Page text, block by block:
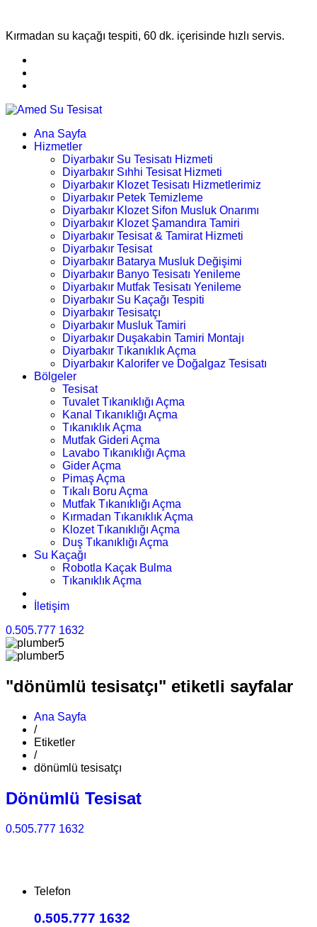
Kırmadan su kaçağı tespiti, 60 dk. içerisinde hızlı servis.
Ana Sayfa
Hizmetler
Diyarbakır Su Tesisatı Hizmeti
Diyarbakır Sıhhi Tesisat Hizmeti
Diyarbakır Klozet Tesisatı Hizmetlerimiz
Diyarbakır Petek Temizleme
Diyarbakır Klozet Sifon Musluk Onarımı
Diyarbakır Klozet Şamandıra Tamiri
Diyarbakır Tesisat & Tamirat Hizmeti
Diyarbakır Tesisat
Diyarbakır Batarya Musluk Değişimi
Diyarbakır Banyo Tesisatı Yenileme
Diyarbakır Mutfak Tesisatı Yenileme
Diyarbakır Su Kaçağı Tespiti
Diyarbakır Tesisatçı
Diyarbakır Musluk Tamiri
Diyarbakır Duşakabin Tamiri Montajı
Diyarbakır Tıkanıklık Açma
Diyarbakır Kalorifer ve Doğalgaz Tesisatı
Bölgeler
Tesisat
Tuvalet Tıkanıklığı Açma
Kanal Tıkanıklığı Açma
Tıkanıklık Açma
Mutfak Gideri Açma
Lavabo Tıkanıklığı Açma
Gider Açma
Pimaş Açma
Tıkalı Boru Açma
Mutfak Tıkanıklığı Açma
Kırmadan Tıkanıklık Açma
Klozet Tıkanıklığı Açma
Duş Tıkanıklığı Açma
Su Kaçağı
Robotla Kaçak Bulma
Tıkanıklık Açma
İletişim
0.505.777 1632
"dönümlü tesisatçı" etiketli sayfalar
Ana Sayfa
/
Etiketler
/
dönümlü tesisatçı
Dönümlü Tesisat
0.505.777 1632
Telefon
0.505.777 1632